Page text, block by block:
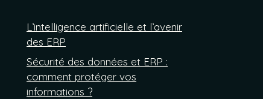
L’intelligence artificielle et l’avenir
des ERP
Sécurité des données et ERP :
comment protéger vos
informations ?